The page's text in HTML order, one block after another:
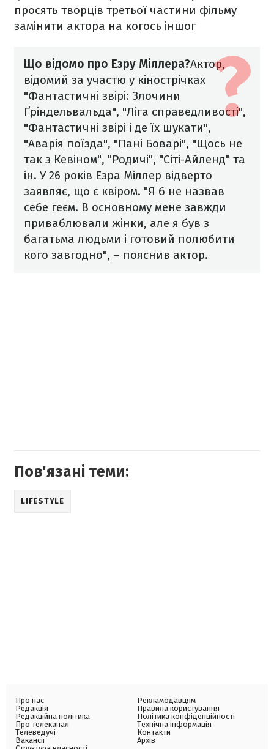
просять творців третьої частини фільму
замінити актора на когось іншог
Що відомо про Езру Міллера?Актор,
відомий за участю у кінострічках
"Фантастичні звірі: Злочини
Ґріндельвальда", "Ліга справедливості",
"Фантастичні звірі і де їх шукати",
"Аварія поїзда", "Пані Боварі", "Щось не
так з Кевіном", "Родичі", "Сіті-Айленд" та
ін. У 26 років Езра Міллер відверто
заявляє, що є квіром. "Я б не назвав
себе геєм. В основному мене завжди
приваблювали жінки, але я був з
багатьма людьми і готовий полюбити
кого завгодно", – пояснив актор.
Пов'язані теми:
LIFESTYLE
Про нас
Редакція
Редакційна політика
Про телеканал
Телеведучі
Вакансії
Рекламодавцям
Правила користування
Політика конфіденційності
Технічна інформація
Контакти
Архів